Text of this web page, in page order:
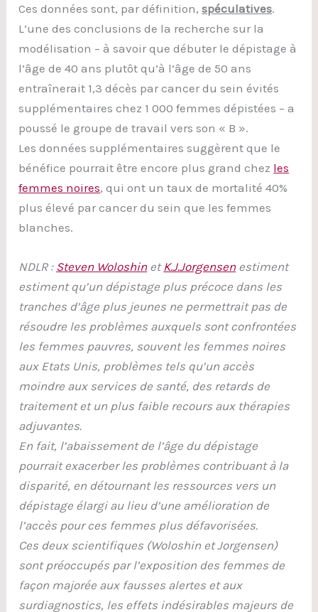
Ces données sont, par définition,spéculatives.
L’une des conclusions de la recherche sur la
modélisation – à savoir que débuter le dépistage à
l’âge de 40 ans plutôt qu’à l’âge de 50 ans
entraînerait 1,3 décès par cancer du sein évités
supplémentaires chez 1 000 femmes dépistées – a
poussé le groupe de travail vers son « B ».
Les données supplémentaires suggèrent que le
bénéfice pourrait être encore plus grand chez les
femmes noires, qui ont un taux de mortalité 40%
plus élevé par cancer du sein que les femmes
blanches.
NDLR : Steven WoloshinetK.J.Jorgensenestiment
estiment qu’un dépistage plus précoce dans les
tranches d’âge plus jeunes ne permettrait pas de
résoudre les problèmes auxquels sont confrontées
les femmes pauvres, souvent les femmes noires
aux Etats Unis, problèmes tels qu’un accès
moindre aux services de santé, des retards de
traitement et un plus faible recours aux thérapies
adjuvantes.
En fait, l’abaissement de l’âge du dépistage
pourrait exacerber les problèmes contribuant à la
disparité, en détournant les ressources vers un
dépistage élargi au lieu d’une amélioration de
l’accès pour ces femmes plus défavorisées.
Ces deux scientifiques (Woloshin et Jorgensen)
sont préoccupés par l’exposition des femmes de
façon majorée aux fausses alertes et aux
surdiagnostics, les effets indésirables majeurs de